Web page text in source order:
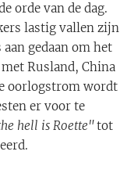
orde van de dag.
lastig vallen zijn
gedaan om het
Rusland, China
oorlogstrom wordt
er voor te
hell is Roette"tot